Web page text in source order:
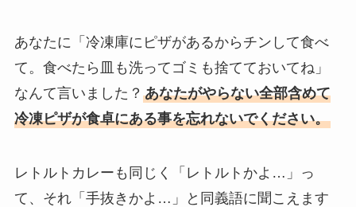
あなたに「冷凍庫にピザがあるからチンして食べ
て。食べたら皿も洗ってゴミも捨てておいてね」
なんて言いました？ あなたがやらない全部含めて
冷凍ピザが食卓にある事を忘れないでください。
レトルトカレーも同じく「レトルトかよ…」っ
て、それ「手抜きかよ…」と同義語に聞こえます